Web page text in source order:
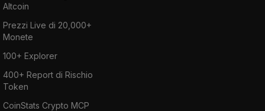
Altcoin
Prezzi Live di 20,000+
Monete
100+ Explorer
400+ Report di Rischio
Token
CoinStats Crypto MCP